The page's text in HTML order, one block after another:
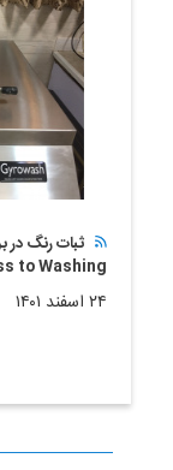
to Washing )
۲۴ اسفند ۱۴۰۱